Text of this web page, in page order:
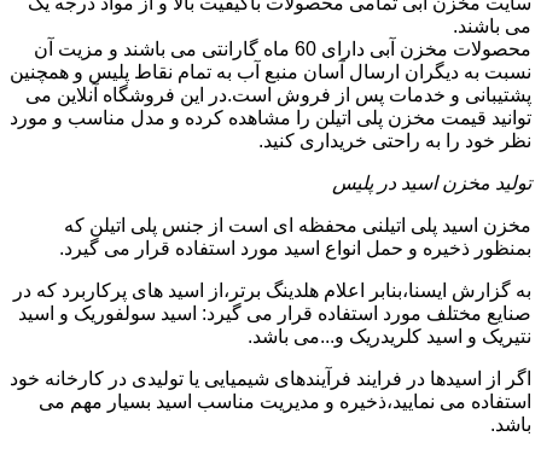
می باشند.
محصولات مخزن آبی دارای 60 ماه گارانتی می باشند و مزیت آن
نسبت به دیگران ارسال آسان منبع آب به تمام نقاط پلیس و همچنین
پشتیبانی و خدمات پس از فروش است.در این فروشگاه آنلاین می
توانید قیمت مخزن پلی اتیلن را مشاهده کرده و مدل مناسب و مورد
نظر خود را به راحتی خریداری کنید.
تولید مخزن اسید در پلیس
مخزن اسید پلی اتیلنی محفظه ای است از جنس پلی اتیلن که
بمنظور ذخیره و حمل انواع اسید مورد استفاده قرار می گیرد.
به گزارش ایسنا،بنابر اعلام هلدینگ برتر،از اسید های پرکاربرد که در
صنایع مختلف مورد استفاده قرار می گیرد: اسید سولفوریک و اسید
نتیریک و اسید کلریدریک و...می باشد.
اگر از اسیدها در فرایند فرآیندهای شیمیایی یا تولیدی در کارخانه خود
استفاده می نمایید،ذخیره و مدیریت مناسب اسید بسیار مهم می
باشد.